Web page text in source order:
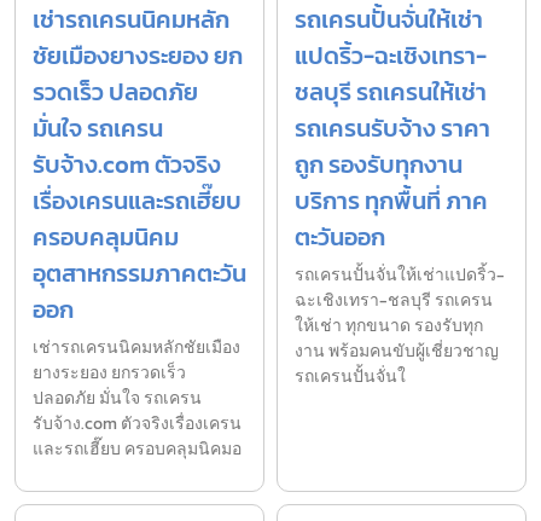
เช่ารถเครนนิคมหลัก
ชัยเมืองยางระยอง ยก
รวดเร็ว ปลอดภัย
มั่นใจ รถเครน
รับจ้าง.com ตัวจริง
เรื่องเครนและรถเฮี๊ยบ
ครอบคลุมนิคม
อุตสาหกรรมภาคตะวัน
ออก
เช่ารถเครนนิคมหลักชัยเมือง
ยางระยอง ยกรวดเร็ว
ปลอดภัย มั่นใจ รถเครน
รับจ้าง.com ตัวจริงเรื่องเครน
และรถเฮี๊ยบ ครอบคลุมนิคมอ
รถเครนปั้นจั่นให้เช่า
แปดริ้ว-ฉะเชิงเทรา-
ชลบุรี รถเครนให้เช่า
รถเครนรับจ้าง ราคา
ถูก รองรับทุกงาน
บริการ ทุกพื้นที่ ภาค
ตะวันออก
รถเครนปั้นจั่นให้เช่าแปดริ้ว-
ฉะเชิงเทรา-ชลบุรี รถเครน
ให้เช่า ทุกขนาด รองรับทุก
งาน พร้อมคนขับผู้เชี่ยวชาญ
รถเครนปั้นจั่นใ